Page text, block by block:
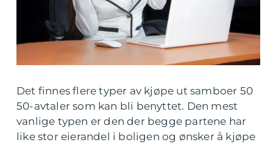
Det finnes flere typer av kjøpe ut samboer 50
50-avtaler som kan bli benyttet. Den mest
vanlige typen er den der begge partene har
like stor eierandel i boligen og ønsker å kjøpe